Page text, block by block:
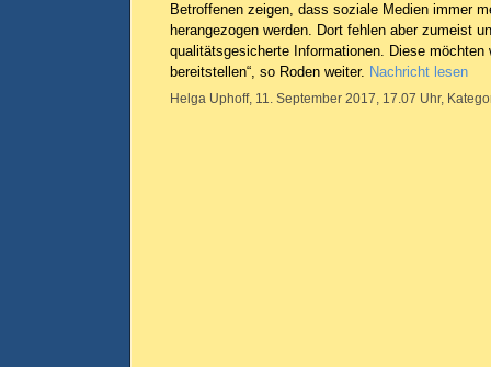
Betroffenen zeigen, dass soziale Medien immer
herangezogen werden. Dort fehlen aber zumeist
qualitätsgesicherte Informationen. Diese
bereitstellen“, so Roden weiter. Nachricht lesen
Helga Uphoff, 11. September 2017, 17.07 Uhr,